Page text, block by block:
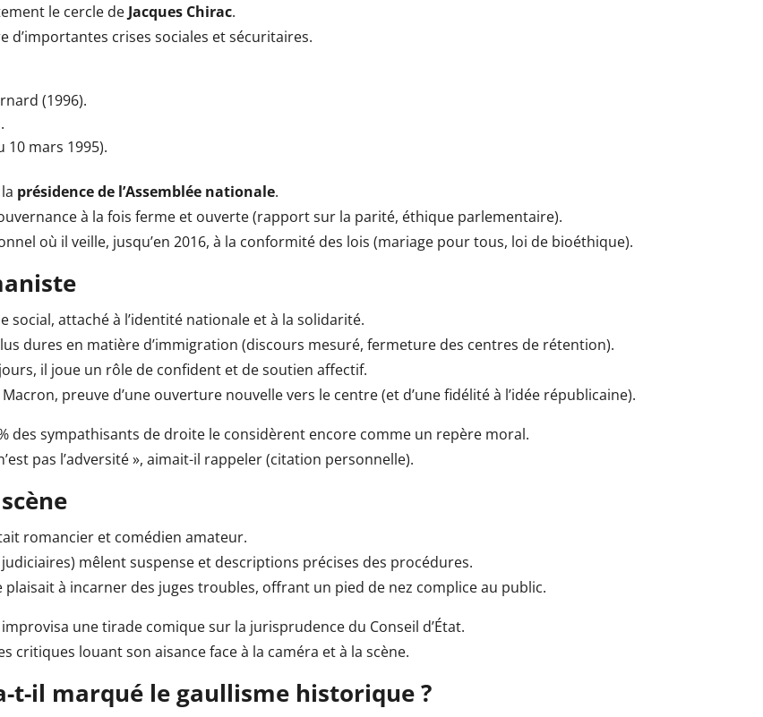
le cercle de Jacques Chirac.
d’importantes crises sociales et sécuritaires.
(1996).
mars 1995).
présidence de l’Assemblée nationale.
à la fois ferme et ouverte (rapport sur la parité, éthique parlementaire).
où il veille, jusqu’en 2016, à la conformité des lois (mariage pour tous, loi de bioéthique).
social, attaché à l’identité nationale et à la solidarité.
dures en matière d’immigration (discours mesuré, fermeture des centres de rétention).
il joue un rôle de confident et de soutien affectif.
preuve d’une ouverture nouvelle vers le centre (et d’une fidélité à l’idée républicaine).
des sympathisants de droite le considèrent encore comme un repère moral.
pas l’adversité », aimait-il rappeler (citation personnelle).
romancier et comédien amateur.
mêlent suspense et descriptions précises des procédures.
à incarner des juges troubles, offrant un pied de nez complice au public.
une tirade comique sur la jurisprudence du Conseil d’État.
critiques louant son aisance face à la caméra et à la scène.
t-il marqué le gaullisme historique ?